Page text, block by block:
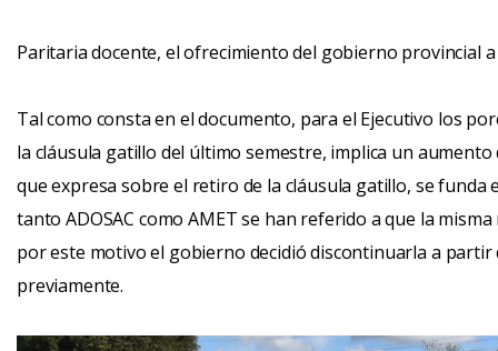
Paritaria docente, el ofrecimiento del gobierno provincial
Tal como consta en el documento, para el Ejecutivo los
la cláusula gatillo del último semestre, implica un
que expresa sobre el retiro de la cláusula gatillo, se funda
tanto ADOSAC como AMET se han referido a que la
por este motivo el gobierno decidió discontinuarla a partir
previamente.